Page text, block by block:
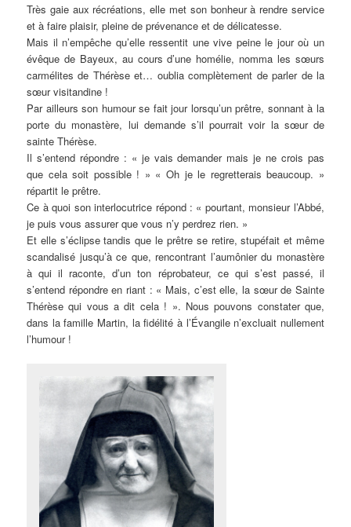
Très gaie aux récréations, elle met son bonheur à rendre service
et à faire plaisir, pleine de prévenance et de délicatesse.
Mais il n’empêche qu’elle ressentit une vive peine le jour où un
évêque de Bayeux, au cours d’une homélie, nomma les sœurs
carmélites de Thérèse et… oublia complètement de parler de la
sœur visitandine !
Par ailleurs son humour se fait jour lorsqu’un prêtre, sonnant à la
porte du monastère, lui demande s’il pourrait voir la sœur de
sainte Thérèse.
Il s’entend répondre : « je vais demander mais je ne crois pas
que cela soit possible ! » « Oh je le regretterais beaucoup. »
répartit le prêtre.
Ce à quoi son interlocutrice répond : « pourtant, monsieur l’Abbé,
je puis vous assurer que vous n’y perdrez rien. »
Et elle s’éclipse tandis que le prêtre se retire, stupéfait et même
scandalisé jusqu’à ce que, rencontrant l’aumônier du monastère
à qui il raconte, d’un ton réprobateur, ce qui s’est passé, il
s’entend répondre en riant : « Mais, c’est elle, la sœur de Sainte
Thérèse qui vous a dit cela ! ». Nous pouvons constater que,
dans la famille Martin, la fidélité à l’Évangile n’excluait nullement
l’humour !